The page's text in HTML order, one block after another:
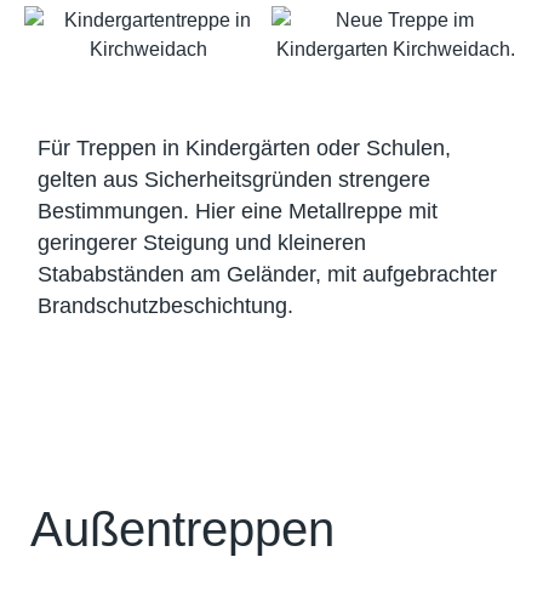
Für Treppen in Kindergärten oder Schulen,
gelten aus Sicherheitsgründen strengere
Bestimmungen. Hier eine Metallreppe mit
geringerer Steigung und kleineren
Stababständen am Geländer, mit aufgebrachter
Brandschutzbeschichtung.
Außentreppen